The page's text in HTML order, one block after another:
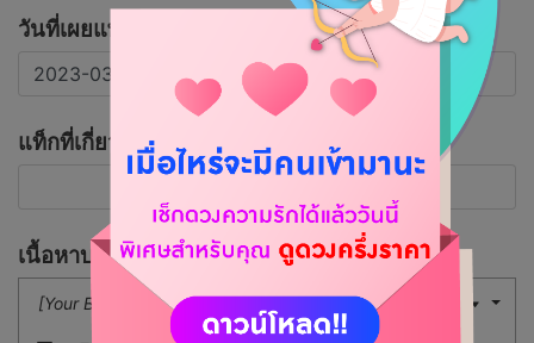
วันที่เผยแพร่บทความ
แท็กที่เกี่ยวข้อง
เนื้อหาบทความ
[Your Button] 16